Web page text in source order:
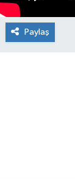
Paylaş